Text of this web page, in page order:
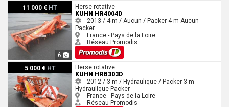
11 000 € HT
6
Kuhn HR4004D
Herse rotative
KUHN HR4004D
2013 / 4 m / Aucun / Packer 4 m Aucun
Packer
France - Pays de la Loire
Réseau Promodis
5 000 € HT
Kuhn HRB303D
Herse rotative
KUHN HRB303D
2012 / 3 m / Hydraulique / Packer 3 m
Hydraulique Packer
France - Pays de la Loire
Réseau Promodis